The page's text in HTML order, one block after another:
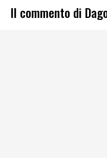
Il commento di